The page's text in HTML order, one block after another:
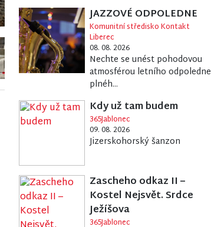
JAZZOVÉ ODPOLEDNE
Komunitní středisko Kontakt
Liberec
08. 08. 2026
Nechte se unést pohodovou
atmosférou letního odpoledne
plnéh...
Kdy už tam budem
365Jablonec
09. 08. 2026
Jizerskohorský šanzon
Zascheho odkaz II –
Kostel Nejsvět. Srdce
Ježíšova
365Jablonec